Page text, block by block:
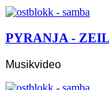
PYRANJA -
Musikvideo